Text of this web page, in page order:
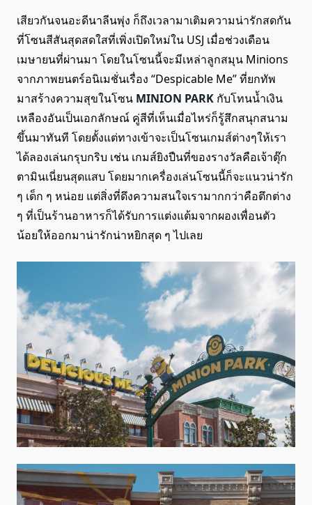
เสียวกันจนอะดีนาลีนพุ่ง ก็ถึงเวลามาเติมความน่ารักสดกัน
ที่โซนสีสันสุดสดใสที่เพิ่งเปิดใหม่ใน USJ เมื่อช่วงเดือน
เมษายนที่ผ่านมา โดยในโซนนี้จะมีเหล่าลูกสมุน Minions
จากภาพยนตร์อนิเมชั่นเรื่อง “Despicable Me” ที่ยกทัพ
มาสร้างความสุขในโซน MINION PARK กับโทนน้ำเงิน
เหลืองอันเป็นเอกลักษณ์ คู่สีที่เห็นเมื่อไหร่ก็รู้สึกสนุกสนาม
ขึ้นมาทันที โดยตั้งแต่ทางเข้าจะเป็นโซนเกมส์ต่างๆให้เรา
ได้ลองเล่นกรุบกริบ เช่น เกมส์ยิงปืนที่ของรางวัลคือเจ้าตุ๊ก
ตามินเนี่ยนสุดแสบ โดยมากเครื่องเล่นโซนนี้ก็จะแนวน่ารัก
ๆ เด็ก ๆ หน่อย แต่สิ่งที่ดึงความสนใจเรามากกว่าคือตึกต่าง
ๆ ที่เป็นร้านอาหารก็ได้รับการแต่งแต้มจากผองเพื่อนตัว
น้อยให้ออกมาน่ารักน่าหยิกสุด ๆ ไปเลย